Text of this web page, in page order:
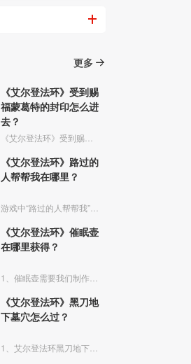
更多
《艾尔登法环》受到赐
福蒙葛特的封印怎么进
去？
《艾尔登法环》路过的
人帮帮我在哪里？
《艾尔登法环》催眠壶
在哪里获得？
《艾尔登法环》黑刀地
下墓穴怎么过？